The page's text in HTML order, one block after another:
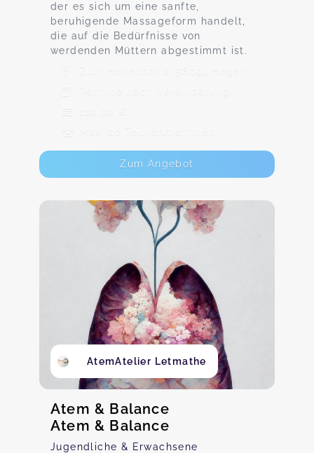
der es sich um eine sanfte,
beruhigende Massageform handelt,
die auf die Bedürfnisse von
werdenden Müttern abgestimmt ist.
Zum Hohenhof 2, 58091 Hagen
Termine nach Vereinbarung
110,00 €
Max. 20 TeilnehmerInnen
Zum Angebot
AtemAtelier Letmathe
Atem & Balance
Atem & Balance
Jugendliche & Erwachsene